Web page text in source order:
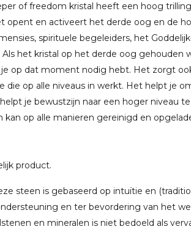
of freedom kristal heeft een hoog
opent en activeert het derde oog en de
spirituele begeleiders, het
het kristal op het derde oog gehouden
op dat moment nodig hebt. Het zorgt
op alle niveaus in werkt. Het helpt je
je bewustzijn naar een hoger niveau
kan op alle manieren gereinigd en
product.
steen is gebaseerd op intuïtie en
en ter bevordering van het
en mineralen is niet bedoeld als